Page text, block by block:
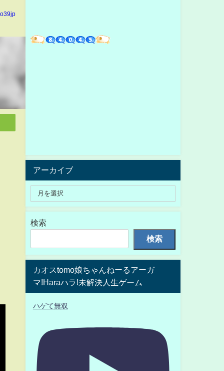
アーカイブ
検索
検索
カオスtomo娘ちゃんねーるアーガ
マ!Haraハラ!未解決人生ゲーム
ハゲて無双